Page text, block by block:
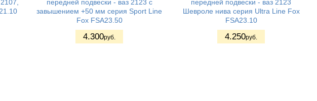
передней подвески - ваз 2123 с
завышением +50 мм серия Sport Line
Fox FSA23.50
4.300руб.
передней подвески - ваз 2123
Шевроле нива серия Ultra Line Fox
FSA23.10
4.250руб.